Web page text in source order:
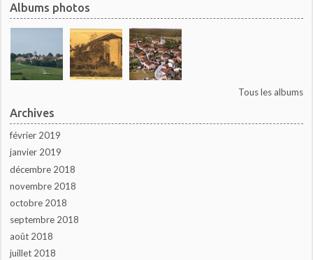
Albums photos
Tous les albums
Archives
février 2019
janvier 2019
décembre 2018
novembre 2018
octobre 2018
septembre 2018
août 2018
juillet 2018